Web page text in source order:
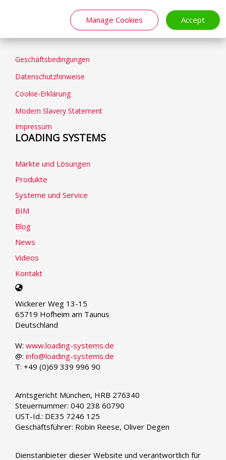
Manage Cookies Accept
Geschäftsbedingungen
Datenschutzhinweise
Cookie-Erklärung
Modern Slavery Statement
Impressum
LOADING SYSTEMS
Märkte und Lösungen
Produkte
Systeme und Service
BIM
Blog
News
Videos
Kontakt
Select
language
Wickerer Weg 13-15
65719 Hofheim am Taunus
Deutschland
W: www.loading-systems.de
@: info@loading-systems.de
T: +49 (0)69 339 996 90
Amtsgericht München, HRB 276340
Steuernummer: 040 238 60790
UST-Id.: DE35 7246 125
Geschäftsführer: Robin Reese, Oliver Degen
Dienstanbieter dieser Website und verantwortlich für